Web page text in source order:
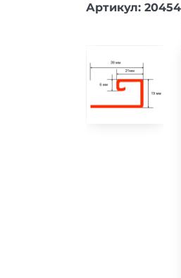
tekhnonikol-
mm.jpg
Артикул: 20454